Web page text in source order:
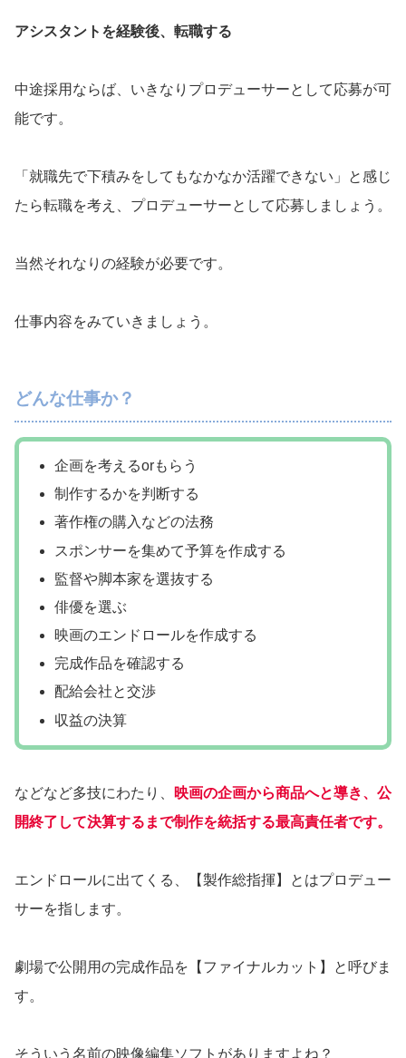
アシスタントを経験後、転職する
中途採用ならば、いきなりプロデューサーとして応募が可
能です。
「就職先で下積みをしてもなかなか活躍できない」と感じ
たら転職を考え、プロデューサーとして応募しましょう。
当然それなりの経験が必要です。
仕事内容をみていきましょう。
どんな仕事か？
企画を考えるorもらう
制作するかを判断する
著作権の購入などの法務
スポンサーを集めて予算を作成する
監督や脚本家を選抜する
俳優を選ぶ
映画のエンドロールを作成する
完成作品を確認する
配給会社と交渉
収益の決算
などなど多技にわたり、
映画の企画から商品へと導き、公
開終了して決算するまで制作を統括する最高責任者です。
エンドロールに出てくる、【製作総指揮】とはプロデュー
サーを指します。
劇場で公開用の完成作品を【ファイナルカット】と呼びま
す。
そういう名前の映像編集ソフトがありますよね？